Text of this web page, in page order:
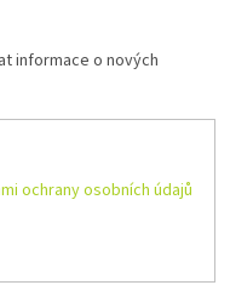
informace o nových
ochrany osobních údajů